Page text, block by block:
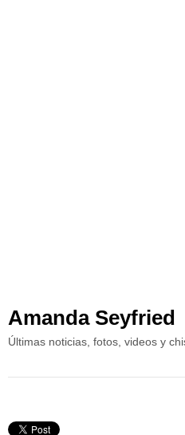
Amanda Seyfried
Últimas noticias, fotos, videos y